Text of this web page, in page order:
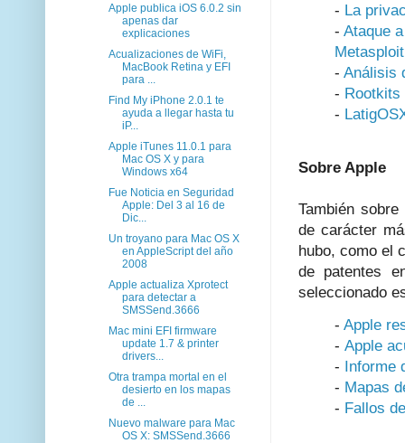
- La
- Ataque
Metasploit
- Análisis
- Rootkits
-
Sobre Apple
También
de carácter
hubo, como el
de patentes
seleccionado
- Apple
- Apple
-
Informe
- Mapas
- Fallos
Apple publica iOS 6.0.2 sin
apenas dar
explicaciones
Acualizaciones de WiFi,
MacBook Retina y EFI
para ...
Find My iPhone 2.0.1 te
ayuda a llegar hasta tu
iP...
Apple iTunes 11.0.1 para
Mac OS X y para
Windows x64
Fue Noticia en Seguridad
Apple: Del 3 al 16 de
Dic...
Un troyano para Mac OS X
en AppleScript del año
2008
Apple actualiza Xprotect
para detectar a
SMSSend.3666
Mac mini EFI firmware
update 1.7 & printer
drivers...
Otra trampa mortal en el
desierto en los mapas
de ...
Nuevo malware para Mac
OS X: SMSSend.3666